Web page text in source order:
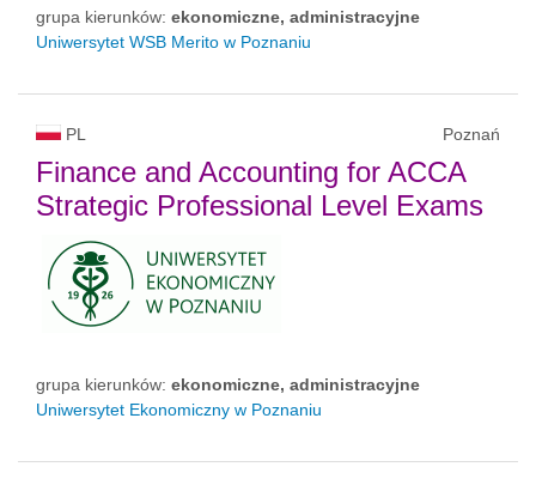
grupa kierunków: ekonomiczne, administracyjne
Uniwersytet WSB Merito w Poznaniu
PL Poznań
Finance and Accounting for ACCA
Strategic Professional Level Exams
grupa kierunków: ekonomiczne, administracyjne
Uniwersytet Ekonomiczny w Poznaniu